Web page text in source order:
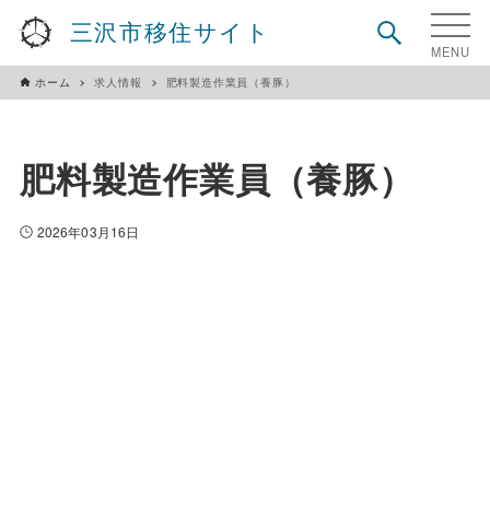
三沢市移住サイト
ホーム 求人情報 肥料製造作業員（養豚）
肥料製造作業員（養豚）
2026年03月16日